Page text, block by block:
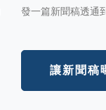
發一篇新聞稿透通
讓新聞稿